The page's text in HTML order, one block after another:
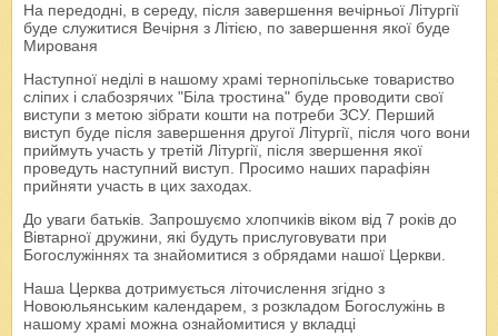
На передодні, в середу, після завершення вечірньої Літургії
буде служитися Вечірня з Літією, по завершення якої буде
Мированя
Наступної неділі в нашому храмі тернопільське товариство
сліпих і слабозрячих "Біла тростина" буде проводити свої
виступи з метою зібрати кошти на потреби ЗСУ. Перший
виступ буде після завершення другої Літургії, після чого вони
приймуть участь у третій Літургії, після звершення якої
проведуть наступний виступ. Просимо наших парафіян
прийняти участь в цих заходах.
До уваги батьків. Запрошуємо хлопчиків віком від 7 років до
Вівтарної дружини, які будуть прислуговувати при
Богослужіннях та знайомитися з обрядами нашої Церкви.
Наша Церква дотримується літочислення згідно з
Новоюльянським календарем, з розкладом Богослужінь в
нашому храмі можна ознайомитися у вкладці